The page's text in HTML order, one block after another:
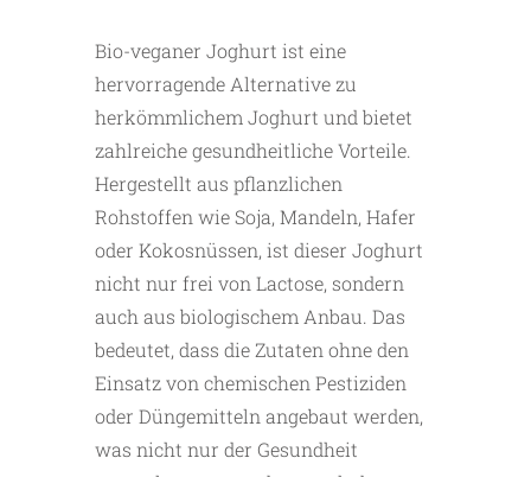
Bio-veganer Joghurt ist eine
hervorragende Alternative zu
herkömmlichem Joghurt und bietet
zahlreiche gesundheitliche Vorteile.
Hergestellt aus pflanzlichen
Rohstoffen wie Soja, Mandeln, Hafer
oder Kokosnüssen, ist dieser Joghurt
nicht nur frei von Lactose, sondern
auch aus biologischem Anbau. Das
bedeutet, dass die Zutaten ohne den
Einsatz von chemischen Pestiziden
oder Düngemitteln angebaut werden,
was nicht nur der Gesundheit